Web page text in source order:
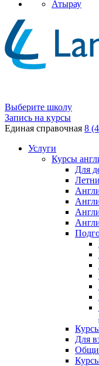
Атырау
Выберите школу
Запись на курсы
Единая справочная 8
Услуги
Курсы
Для
Для